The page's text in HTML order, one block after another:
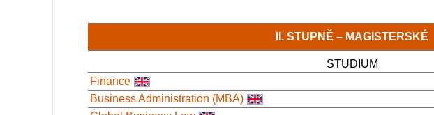
II. STUPNĚ – MAGISTERSKÉ
STUDIUM
Finance
Business Administration (MBA)